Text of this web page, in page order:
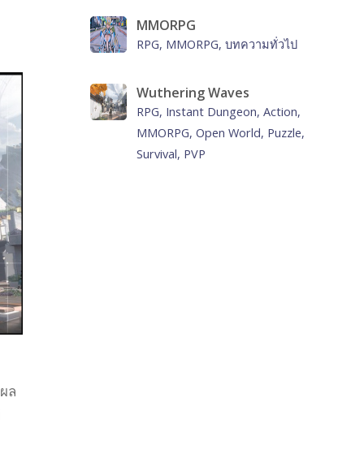
ล
MMORPG
RPG, MMORPG, บทความทั่วไป
Wuthering Waves
RPG, Instant Dungeon, Action,
MMORPG, Open World, Puzzle,
Survival, PVP